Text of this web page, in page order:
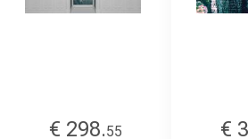
€ 298.55
€